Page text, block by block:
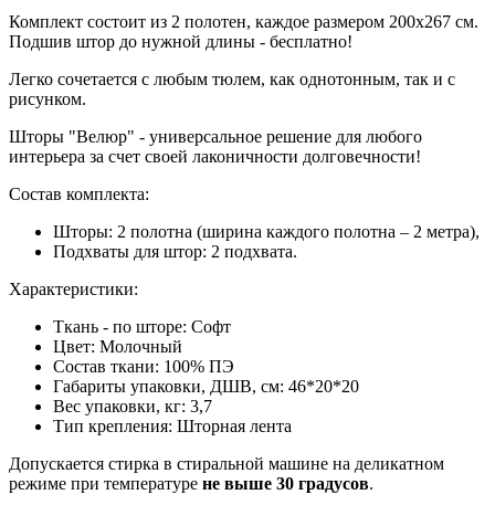
Комплект состоит из 2 полотен, каждое размером 200х267 см.
Подшив штор до нужной длины - бесплатно!
Легко сочетается с любым тюлем, как однотонным, так и с
рисунком.
Шторы "Велюр" - универсальное решение для любого
интерьера за счет своей лаконичности долговечности!
Состав комплекта:
Шторы: 2 полотна (ширина каждого полотна – 2 метра),
Подхваты для штор: 2 подхвата.
Характеристики:
Ткань - по шторе: Софт
Цвет: Молочный
Состав ткани: 100% ПЭ
Габариты упаковки, ДШВ, см: 46*20*20
Вес упаковки, кг: 3,7
Тип крепления: Шторная лента
Допускается стирка в стиральной машине на деликатном
режиме при температуре не выше 30 градусов.